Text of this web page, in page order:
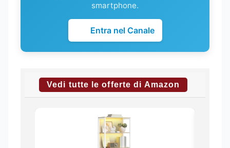
smartphone.
Entra nel Canale